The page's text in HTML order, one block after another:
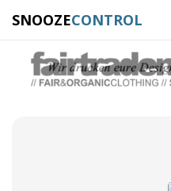
SNOOZECONTROL